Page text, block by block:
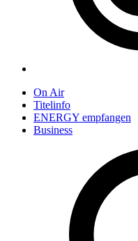
On Air
Titelinfo
ENERGY empfangen
Business